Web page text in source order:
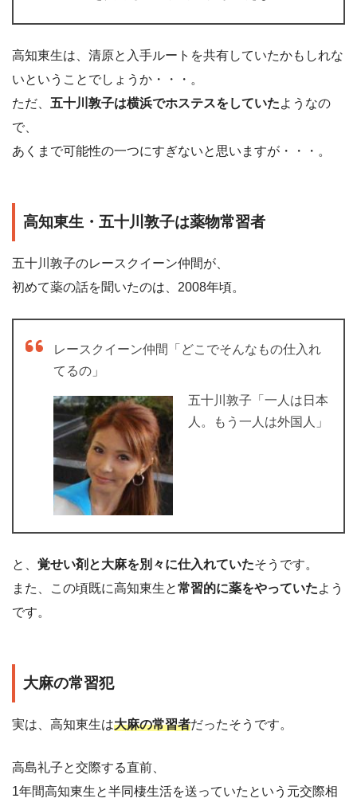
高知東生は、清原と入手ルートを共有していたかもしれな
いということでしょうか・・・。
ただ、 五十川敦子は横浜でホステスをしていたようなの
で、
あくまで可能性の一つにすぎないと思いますが・・・。
高知東生・五十川敦子は薬物常習者
五十川敦子のレースクイーン仲間が、
初めて薬の話を聞いたのは、2008年頃。
レースクイーン仲間「どこでそんなもの仕入れ
てるの」
五十川敦子「一人は日本
人。もう一人は外国人」
と、 覚せい剤と大麻を別々に仕入れていたそうです。
また、この頃既に高知東生と常習的に薬をやっていたよう
です。
大麻の常習犯
実は、高知東生は大麻の常習者だったそうです。
高島礼子と交際する直前、
1年間高知東生と半同棲生活を送っていたという元交際相